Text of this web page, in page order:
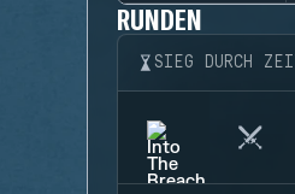
RUNDEN
SIEG DURCH ZEIT